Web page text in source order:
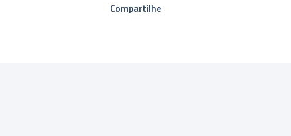
Compartilhe